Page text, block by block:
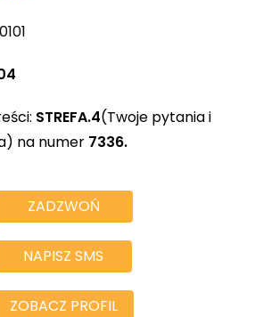
STREFA.4(Twoje pytania i
na numer 7336.
ZADZWOŃ
NAPISZ SMS
ZOBACZ PROFIL